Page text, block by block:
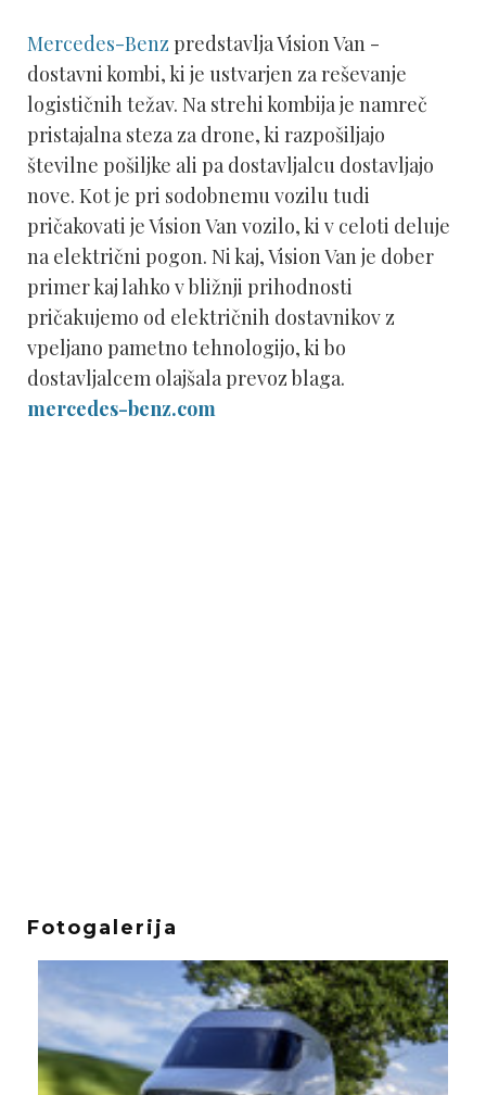
Mercedes-Benz predstavlja Vision Van -
dostavni kombi, ki je ustvarjen za reševanje
logističnih težav. Na strehi kombija je namreč
pristajalna steza za drone, ki razpošiljajo
številne pošiljke ali pa dostavljalcu dostavljajo
nove. Kot je pri sodobnemu vozilu tudi
pričakovati je Vision Van vozilo, ki v celoti deluje
na električni pogon. Ni kaj, Vision Van je dober
primer kaj lahko v bližnji prihodnosti
pričakujemo od električnih dostavnikov z
vpeljano pametno tehnologijo, ki bo
dostavljalcem olajšala prevoz blaga.
mercedes-benz.com
Fotogalerija